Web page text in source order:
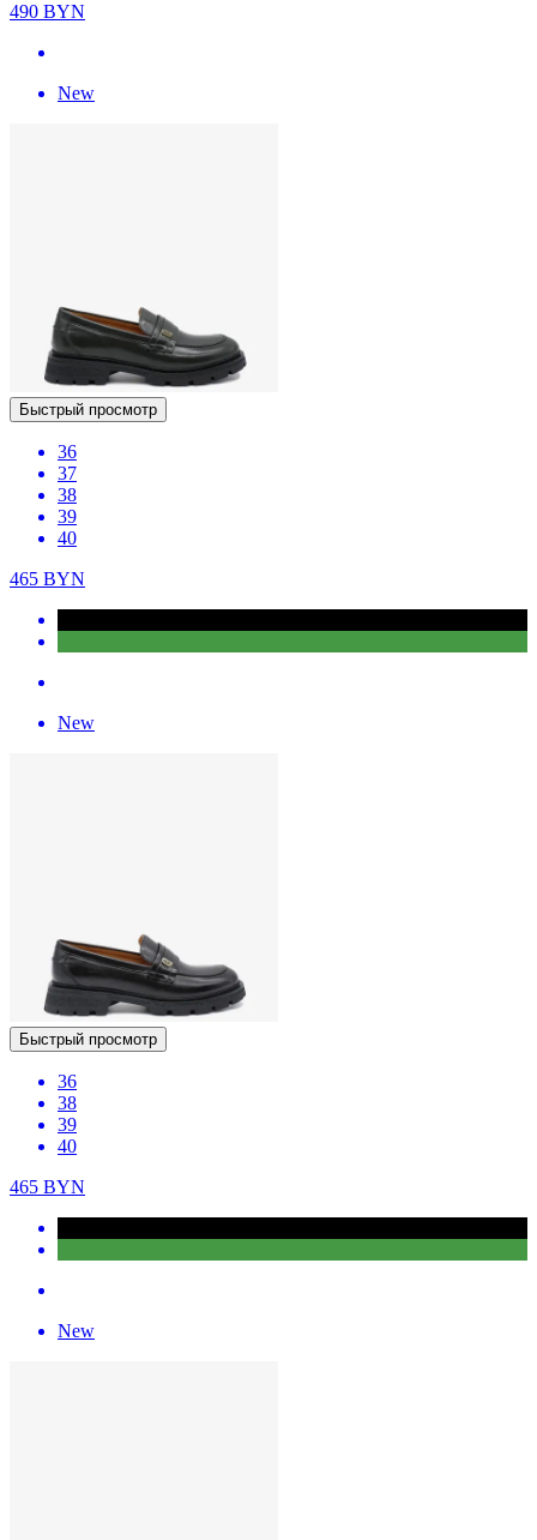
490 BYN
New
Быстрый просмотр
36
37
38
39
40
465 BYN
New
Быстрый просмотр
36
38
39
40
465 BYN
New